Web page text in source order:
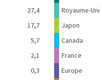
27,4
17,7
5,7
2,1
0,3
Royaume-Uni
Japon
Canada
France
Europe